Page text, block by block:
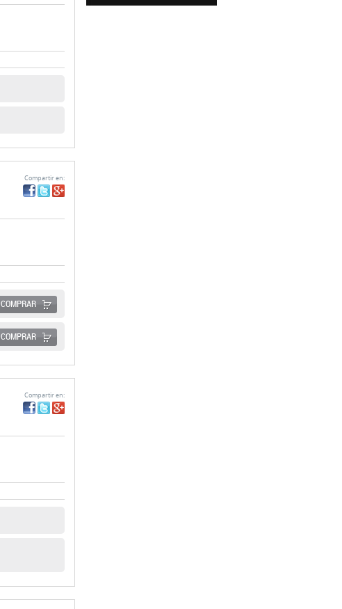
Compartir en:
COMPRAR
COMPRAR
Compartir en: